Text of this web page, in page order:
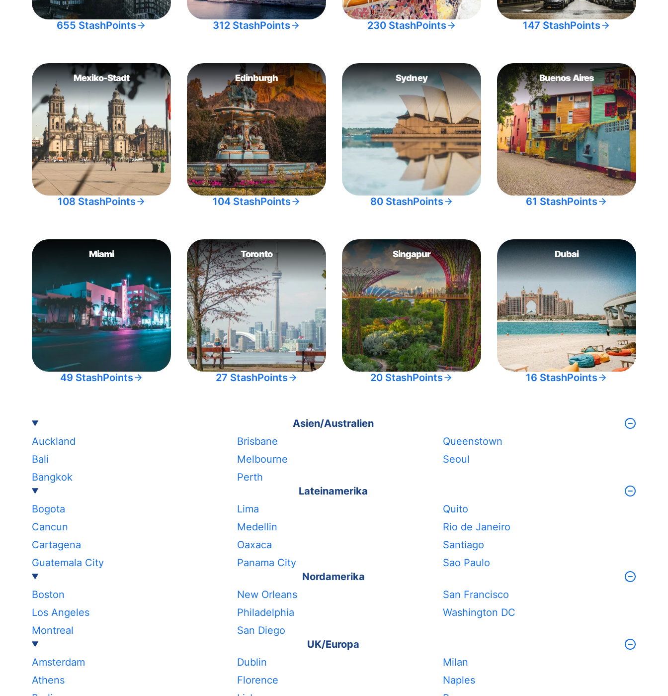
655 StashPoints 312 StashPoints 230 StashPoints 147 StashPoints
Mexiko-Stadt
108 StashPoints
Edinburgh
104 StashPoints
Sydney
80 StashPoints
Buenos Aires
61 StashPoints
Miami
49 StashPoints
Toronto
27 StashPoints
Singapur
20 StashPoints
Dubai
16 StashPoints
Asien/Australien
Auckland
Bali
Bangkok
Brisbane
Melbourne
Perth
Queenstown
Seoul
Lateinamerika
Bogota
Cancun
Cartagena
Guatemala City
Lima
Medellin
Oaxaca
Panama City
Quito
Rio de Janeiro
Santiago
Sao Paulo
Nordamerika
Boston
Los Angeles
Montreal
New Orleans
Philadelphia
San Diego
San Francisco
Washington DC
UK/Europa
Amsterdam
Athens
Dublin
Florence
Milan
Naples